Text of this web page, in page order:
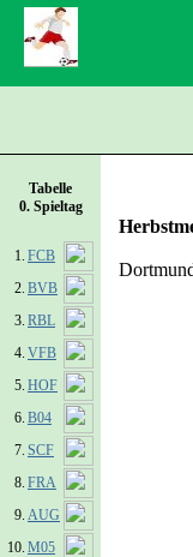
Tabelle
0. Spieltag
1. FCB
2. BVB
3. RBL
4. VFB
5. HOF
6. B04
7. SCF
8. FRA
9. AUG
10. M05